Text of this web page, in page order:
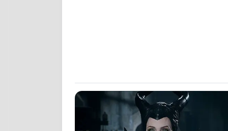
καπνός
τώρα;;
ασυλίας